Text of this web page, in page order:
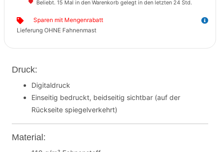
Beliebt. 15 Mal in den Warenkorb gelegt in den letzten 24 Std.
Sparen mit Mengenrabatt
Lieferung OHNE Fahnenmast
Druck:
Digitaldruck
Einseitig bedruckt, beidseitig sichtbar (auf der
Rückseite spiegelverkehrt)
Material: